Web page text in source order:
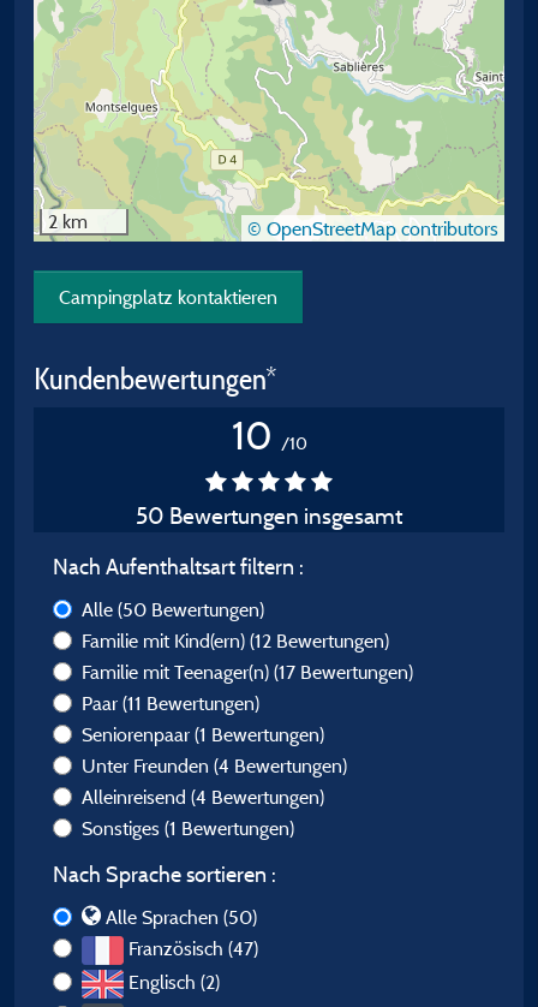
2 km © OpenStreetMap contributors
Campingplatz kontaktieren
Kundenbewertungen*
10 /10
50 Bewertungen insgesamt
Nach Aufenthaltsart filtern :
Alle (50 Bewertungen)
Familie mit Kind(ern) (12 Bewertungen)
Familie mit Teenager(n) (17 Bewertungen)
Paar (11 Bewertungen)
Seniorenpaar (1 Bewertungen)
Unter Freunden (4 Bewertungen)
Alleinreisend (4 Bewertungen)
Sonstiges (1 Bewertungen)
Nach Sprache sortieren :
Alle Sprachen (50)
Französisch (47)
Englisch (2)